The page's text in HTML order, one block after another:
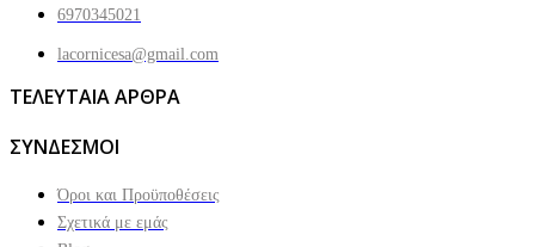
6970345021
lacornicesa@gmail.com
ΤΕΛΕΥΤΑΙΑ ΑΡΘΡΑ
ΣΥΝΔΕΣΜΟΙ
Όροι και Προϋποθέσεις
Σχετικά με εμάς